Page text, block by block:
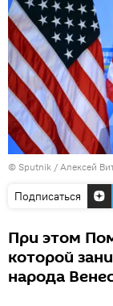
© Sputnik / Алексей
Подписаться
При этом
которой
народа